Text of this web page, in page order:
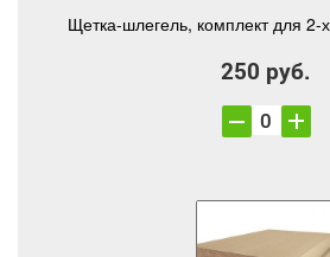
Щетка-шлегель, комплект для
250 руб.